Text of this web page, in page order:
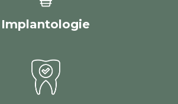
Implantologie